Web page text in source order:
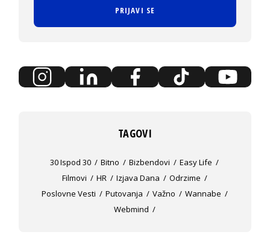
PRIJAVI SE
TAGOVI
30 Ispod 30 Bitno Bizbendovi
Easy Life
Filmovi
HR Izjava Dana
Odrzime
Poslovne Vesti
Putovanja Važno
Wannabe
Webmind